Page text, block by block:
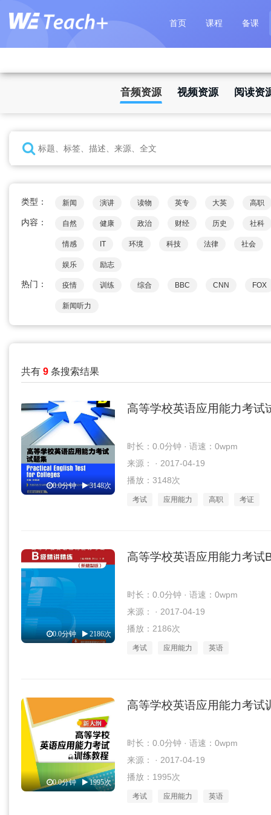
首页 课程 备课
音频资源 视频资源 阅读资
类型： 新闻 演讲 读物 英专 大英 高职
内容： 自然 健康 政治 财经 历史 社科
情感 IT 环境 科技 法律 社会
娱乐 励志
热门： 疫情 训练 综合 BBC CNN FOX
新闻听力
共有 9 条搜索结果
0.0分钟 3148次
高等学校英语应用能力考试
时长：0.0分钟 · 语速：0wpm
来源： · 2017-04-19
播放：3148次
考试 应用能力 高职 考证
0.0分钟 2186次
高等学校英语应用能力考试
时长：0.0分钟 · 语速：0wpm
来源： · 2017-04-19
播放：2186次
考试 应用能力 英语
0.0分钟 1995次
高等学校英语应用能力考试
时长：0.0分钟 · 语速：0wpm
来源： · 2017-04-19
播放：1995次
考试 应用能力 英语